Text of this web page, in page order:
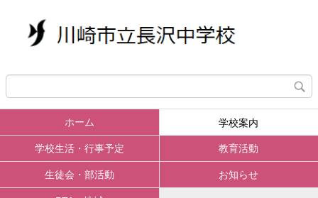
ホーム 学校案内
学校生活・行事予定 教育活動
生徒会・部活動 お知らせ